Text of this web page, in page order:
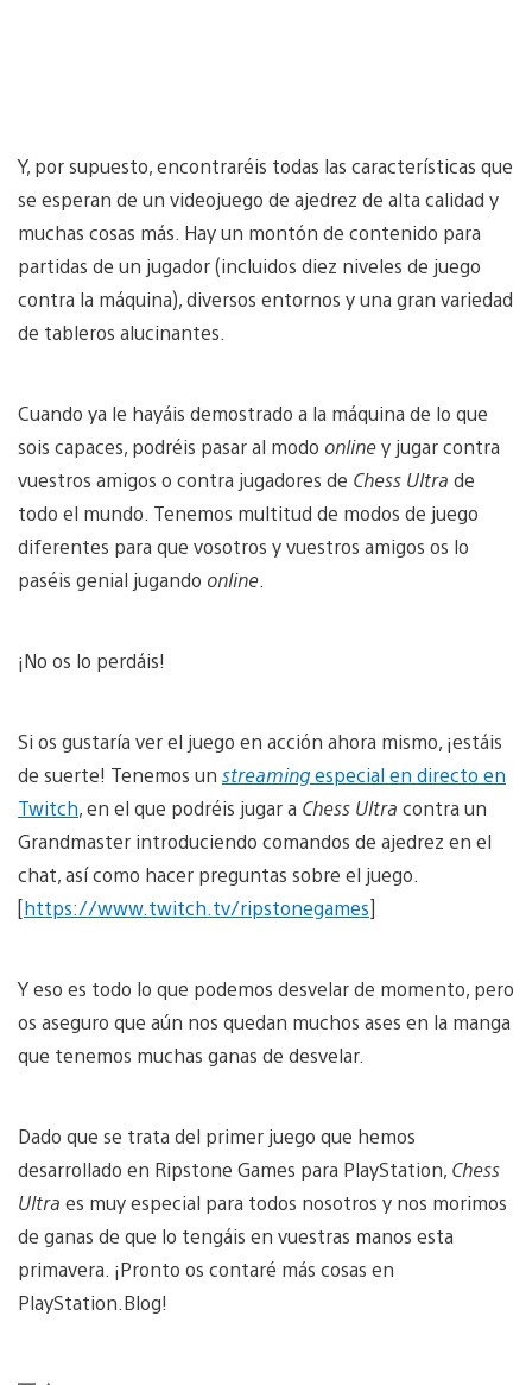
Y, por supuesto, encontraréis todas las características que
se esperan de un videojuego de ajedrez de alta calidad y
muchas cosas más. Hay un montón de contenido para
partidas de un jugador (incluidos diez niveles de juego
contra la máquina), diversos entornos y una gran variedad
de tableros alucinantes.
Cuando ya le hayáis demostrado a la máquina de lo que
sois capaces, podréis pasar al modo onliney jugar contra
vuestros amigos o contra jugadores de Chess Ultra de
todo el mundo. Tenemos multitud de modos de juego
diferentes para que vosotros y vuestros amigos os lo
paséis genial jugando online
¡No os lo perdáis!
Si os gustaría ver el juego en acción ahora mismo, ¡estáis
de suerte! Tenemos un streamingespecial en directo en
Twitch, en el que podréis jugar a Chess Ultra contra un
Grandmaster introduciendo comandos de ajedrez en el
chat, así como hacer preguntas sobre el juego.
[https://www.twitch.tv/ripstonegames]
Y eso es todo lo que podemos desvelar de momento, pero
os aseguro que aún nos quedan muchos ases en la manga
que tenemos muchas ganas de desvelar.
Dado que se trata del primer juego que hemos
desarrollado en Ripstone Games para PlayStation, Chess
Ultra es muy especial para todos nosotros y nos morimos
de ganas de que lo tengáis en vuestras manos esta
primavera. ¡Pronto os contaré más cosas en
PlayStation.Blog!